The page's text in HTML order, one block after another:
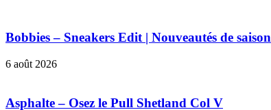
Bobbies – Sneakers Edit | Nouveautés de saison
6 août 2026
Asphalte – Osez le Pull Shetland Col V